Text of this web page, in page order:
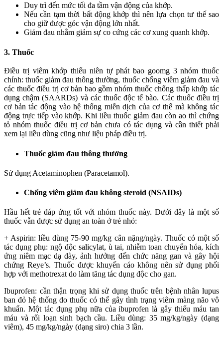
Duy trì đến mức tối đa tầm vận động của khớp.
Nếu cần tạm thời bất động khớp thì nên lựa chọn tư thế sao
cho giữ được góc vận động lớn nhất.
Giảm đau nhằm giảm sự co cứng các cơ xung quanh khớp.
3. Thuốc
Điều trị viêm khớp thiếu niên tự phát bao goomg 3 nhóm thuốc
chính: thuốc giảm đau thông thường, thuốc chống viêm giảm đau và
các thuốc điều trị cơ bản bao gồm nhóm thuốc chống thấp khớp tác
dụng chậm (SAARDs) và các thuốc độc tế bào. Các thuốc điều trị
cơ bản tác động vào hệ thống miễn dịch của cơ thể mà không tác
động trực tiếp vào khớp. Khi liều thuốc giảm đau còn ao thì chứng
tỏ nhóm thuốc điều trị cơ bản chưa có tác dụng và cần thiết phải
xem lại liều dùng cũng như liệu pháp điều trị.
Thuốc giảm đau thông thường
Sử dụng Acetaminophen (Paracetamol).
Chống viêm giảm đau không steroid (NSAIDs)
Hầu hết trẻ đáp ứng tốt với nhóm thuốc này. Dưới đây là một số
thuốc vẫn được sử dụng an toàn ở trẻ nhỏ:
+ Aspirin: liều dùng 75-90 mg/kg cân nặng/ngày. Thuốc có một số
tác dụng phụ: ngộ độc salicylat, ù tai, nhiễm toan chuyển hóa, kích
ứng niêm mạc dạ dày, ảnh hưởng đến chức năng gan và gây hội
chứng Reye’s. Thuốc được khuyến cáo không nên sử dụng phối
hợp với methotrexat do làm tăng tác dụng độc cho gan.
Ibuprofen: cần thận trọng khi sử dụng thuốc trên bệnh nhân lupus
ban đỏ hệ thống do thuốc có thể gây tình trạng viêm màng não vô
khuẩn. Một tác dụng phụ nữa của ibuprofen là gây thiếu máu tan
máu và rối loạn sinh bạch cầu. Liều dùng: 35 mg/kg/ngày (dạng
viêm), 45 mg/kg/ngày (dạng siro) chia 3 lần.